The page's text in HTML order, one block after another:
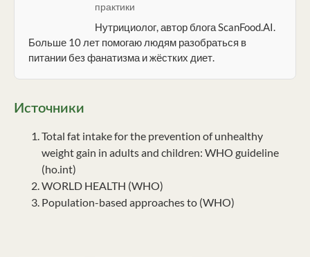
практики
Нутрициолог, автор блога ScanFood.AI.
Больше 10 лет помогаю людям разобраться в
питании без фанатизма и жёстких диет.
Источники
Total fat intake for the prevention of unhealthy
weight gain in adults and children: WHO guideline
(ho.int)
WORLD HEALTH (WHO)
Population-based approaches to (WHO)